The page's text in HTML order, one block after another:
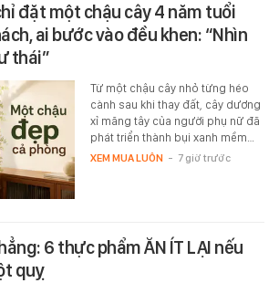
đặt một chậu cây 4 năm tuổi
ai bước vào đều khen: “Nhìn
thái”
Từ một chậu cây nhỏ từng héo
cành sau khi thay đất, cây dương
xỉ măng tây của người phụ nữ đã
phát triển thành bụi xanh mềm…
XEM MUA LUÔN - 7 giờ trước
6 thực phẩm ĂN ÍT LẠI nếu
quỵ